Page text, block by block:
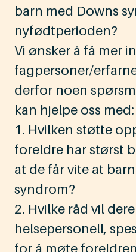
barn med Downs
nyfødtperioden?
Vi ønsker å få mer
fagpersoner/
derfor noen
kan hjelpe oss med:
1. Hvilken støtte
foreldre har størst
at de får vite at
syndrom?
2. Hvilke råd vil
helsepersonell,
for å møte